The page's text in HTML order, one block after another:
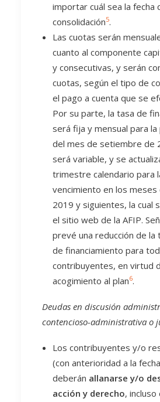
importar cuál sea la fecha
consolidación5.
Las cuotas serán
cuanto al componente
y consecutivas, y serán
cuotas, según el tipo de
el pago a cuenta que se
Por su parte, la tasa de
será fija y mensual para
del mes de setiembre de
será variable, y se
trimestre calendario para
vencimiento en los
2019 y siguientes, la cual
el sitio web de la AFIP.
prevé una reducción de la
de financiamiento para
contribuyentes, en virtud
acogimiento al plan6.
Deudas en discusión
contencioso-administrativa o
Los contribuyentes y/o
(con anterioridad a la
deberán allanarse y/o
acción y derecho, incluso